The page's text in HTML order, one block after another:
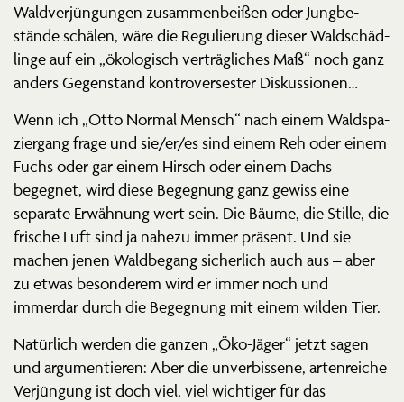
Waldver­jün­gungen zusam­men­beißen oder Jungbe­
stände schälen, wäre die Regulierung dieser Waldschäd­
linge auf ein „ökolo­gisch verträg­liches Maß“ noch ganz
anders Gegen­stand kontro­ver­sester Diskussionen…
Wenn ich „Otto Normal Mensch“ nach einem Waldspa­
ziergang frage und sie/er/es sind einem Reh oder einem
Fuchs oder gar einem Hirsch oder einem Dachs
begegnet, wird diese Begegnung ganz gewiss eine
separate Erwähnung wert sein. Die Bäume, die Stille, die
frische Luft sind ja nahezu immer präsent. Und sie
machen jenen Waldbegang sicherlich auch aus – aber
zu etwas beson­derem wird er immer noch und
immerdar durch die Begegnung mit einem wilden Tier.
Natürlich werden die ganzen „Öko-Jäger“ jetzt sagen
und argumen­tieren: Aber die unver­bissene, arten­reiche
Verjüngung ist doch viel, viel wichtiger für das